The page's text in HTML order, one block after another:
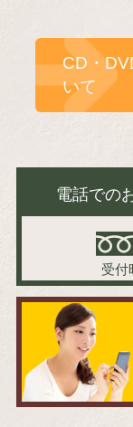
CD・
いて
電話での
受付